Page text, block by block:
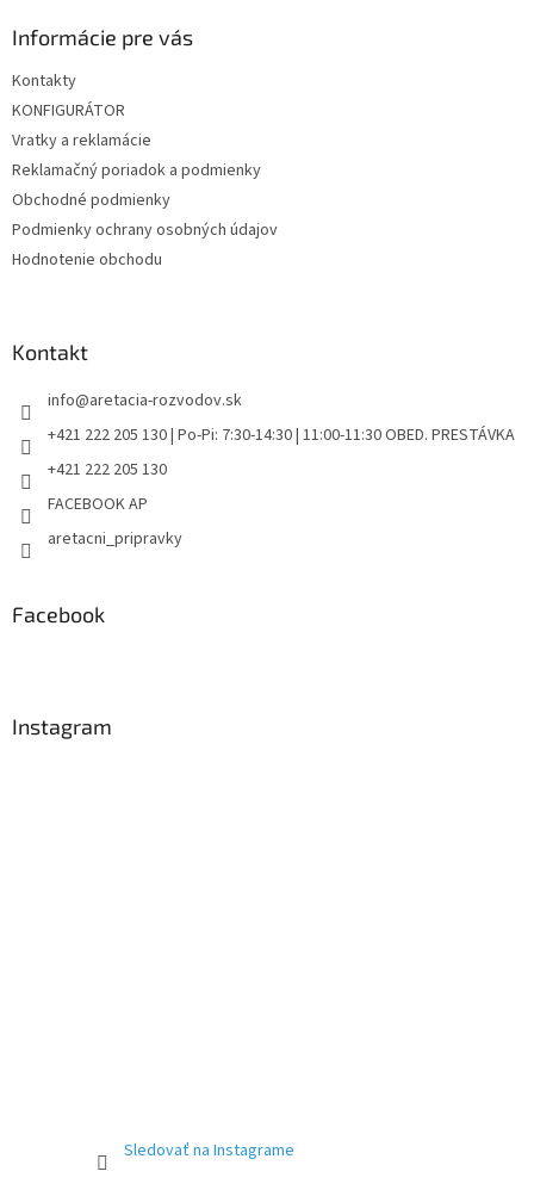
Informácie pre vás
Kontakty
KONFIGURÁTOR
Vratky a reklamácie
Reklamačný poriadok a podmienky
Obchodné podmienky
Podmienky ochrany osobných údajov
Hodnotenie obchodu
Kontakt
info@aretacia-rozvodov.sk
+421 222 205 130 | Po-Pi: 7:30-14:30 | 11:00-11:30 OBED. PRESTÁVKA
+421 222 205 130
FACEBOOK AP
aretacni_pripravky
Facebook
Instagram
Sledovať na Instagrame